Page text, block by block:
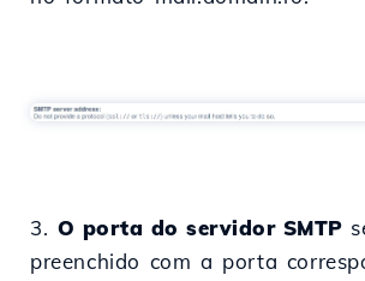
3. O porta do servidor SMTP
preenchido com a porta